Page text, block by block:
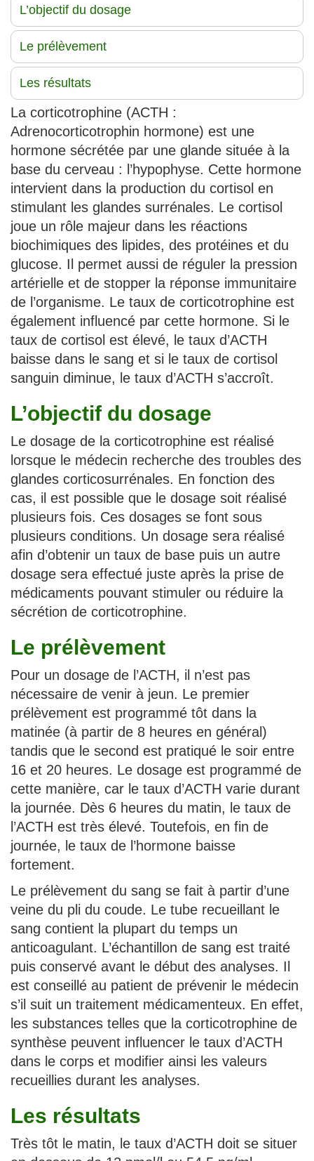
L’objectif du dosage
Le prélèvement
Les résultats
La corticotrophine (ACTH :
Adrenocorticotrophin hormone) est une
hormone sécrétée par une glande située à la
base du cerveau : l’hypophyse. Cette hormone
intervient dans la production du cortisol en
stimulant les glandes surrénales. Le cortisol
joue un rôle majeur dans les réactions
biochimiques des lipides, des protéines et du
glucose. Il permet aussi de réguler la pression
artérielle et de stopper la réponse immunitaire
de l’organisme. Le taux de corticotrophine est
également influencé par cette hormone. Si le
taux de cortisol est élevé, le taux d’ACTH
baisse dans le sang et si le taux de cortisol
sanguin diminue, le taux d’ACTH s’accroît.
L’objectif du dosage
Le dosage de la corticotrophine est réalisé
lorsque le médecin recherche des troubles des
glandes corticosurrénales. En fonction des
cas, il est possible que le dosage soit réalisé
plusieurs fois. Ces dosages se font sous
plusieurs conditions. Un dosage sera réalisé
afin d’obtenir un taux de base puis un autre
dosage sera effectué juste après la prise de
médicaments pouvant stimuler ou réduire la
sécrétion de corticotrophine.
Le prélèvement
Pour un dosage de l’ACTH, il n’est pas
nécessaire de venir à jeun. Le premier
prélèvement est programmé tôt dans la
matinée (à partir de 8 heures en général)
tandis que le second est pratiqué le soir entre
16 et 20 heures. Le dosage est programmé de
cette manière, car le taux d’ACTH varie durant
la journée. Dès 6 heures du matin, le taux de
l’ACTH est très élevé. Toutefois, en fin de
journée, le taux de l’hormone baisse
fortement.
Le prélèvement du sang se fait à partir d’une
veine du pli du coude. Le tube recueillant le
sang contient la plupart du temps un
anticoagulant. L’échantillon de sang est traité
puis conservé avant le début des analyses. Il
est conseillé au patient de prévenir le médecin
s’il suit un traitement médicamenteux. En effet,
les substances telles que la corticotrophine de
synthèse peuvent influencer le taux d’ACTH
dans le corps et modifier ainsi les valeurs
recueillies durant les analyses.
Les résultats
Très tôt le matin, le taux d’ACTH doit se situer